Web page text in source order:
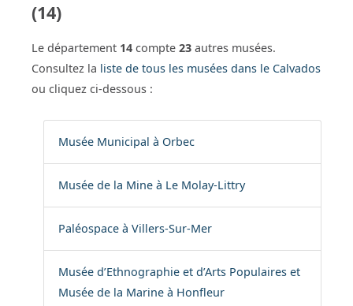
(14)
Le département 14 compte 23 autres musées.
Consultez la liste de tous les musées dans le Calvados
ou cliquez ci-dessous :
Musée Municipal à Orbec
Musée de la Mine à Le Molay-Littry
Paléospace à Villers-Sur-Mer
Musée d’Ethnographie et d’Arts Populaires et
Musée de la Marine à Honfleur